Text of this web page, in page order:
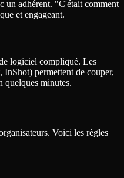
un adhérent. "C'était comment
et engageant.
logiciel compliqué. Les
permettent de couper,
quelques minutes.
Voici les règles